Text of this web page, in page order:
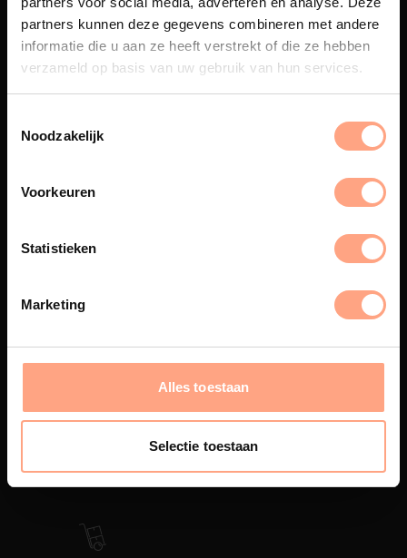
partners kunnen deze gegevens combineren met andere
informatie die u aan ze heeft verstrekt of die ze hebben
verzameld op basis van uw gebruik van hun services.
Noodzakelijk
Voorkeuren
Statistieken
Marketing
Alles toestaan
Selectie toestaan
Maatwerk
Een exclusieve handgemaakte
beleving, waar Nederlands
Spuiterij
eigen spuiterij afgewerkt met
Interieur inrichting
PUUUR biedt volledige
oplevering,met als resultaat een
totale woonbeleving.